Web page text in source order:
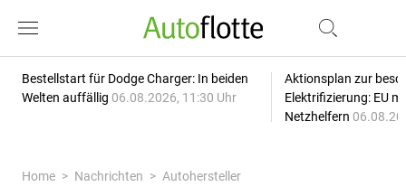
Bestellstart für Dodge Charger: In beiden
Welten auffällig 06.08.2026, 11:30 Uhr
Aktionsplan zur
Elektrifizierung: EU
Netzhelfern
Home Nachrichten
Autohersteller